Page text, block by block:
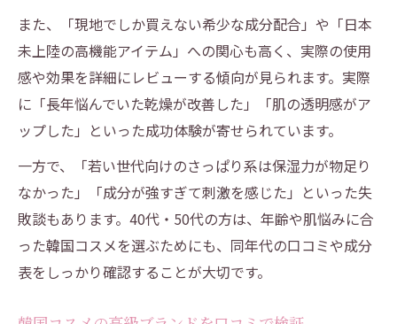
また、「現地でしか買えない希少な成分配合」や「日本
未上陸の高機能アイテム」への関心も高く、実際の使用
感や効果を詳細にレビューする傾向が見られます。実際
に「長年悩んでいた乾燥が改善した」「肌の透明感がア
ップした」といった成功体験が寄せられています。
一方で、「若い世代向けのさっぱり系は保湿力が物足り
なかった」「成分が強すぎて刺激を感じた」といった失
敗談もあります。40代・50代の方は、年齢や肌悩みに合
った韓国コスメを選ぶためにも、同年代の口コミや成分
表をしっかり確認することが大切です。